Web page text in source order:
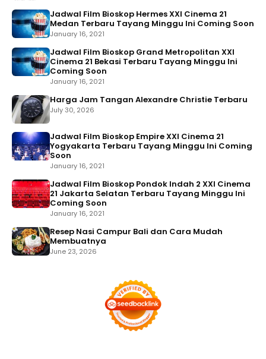
Jadwal Film Bioskop Hermes XXI Cinema 21
Medan Terbaru Tayang Minggu Ini Coming Soon
January 16, 2021
Jadwal Film Bioskop Grand Metropolitan XXI
Cinema 21 Bekasi Terbaru Tayang Minggu Ini
Coming Soon
January 16, 2021
Harga Jam Tangan Alexandre Christie Terbaru
July 30, 2026
Jadwal Film Bioskop Empire XXI Cinema 21
Yogyakarta Terbaru Tayang Minggu Ini Coming
Soon
January 16, 2021
Jadwal Film Bioskop Pondok Indah 2 XXI Cinema
21 Jakarta Selatan Terbaru Tayang Minggu Ini
Coming Soon
January 16, 2021
Resep Nasi Campur Bali dan Cara Mudah
Membuatnya
June 23, 2026